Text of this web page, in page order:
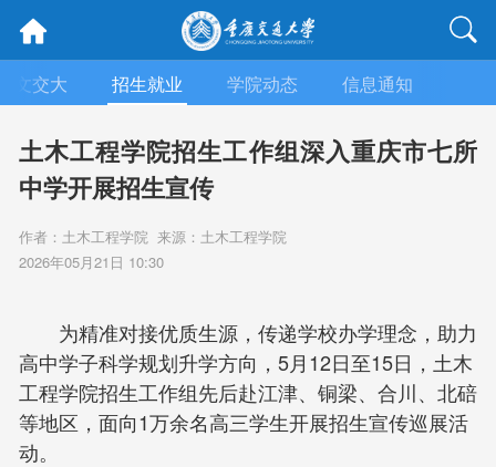
文交大 招生就业 学院动态 信息通知
土木工程学院招生工作组深入重庆市七所
中学开展招生宣传
作者：土木工程学院 来源：土木工程学院
2026年05月21日 10:30
为精准对接优质生源，传递学校办学理念，助力
高中学子科学规划升学方向，5月12日至15日，土木
工程学院招生工作组先后赴江津、铜梁、合川、北碚
等地区，面向1万余名高三学生开展招生宣传巡展活
动。